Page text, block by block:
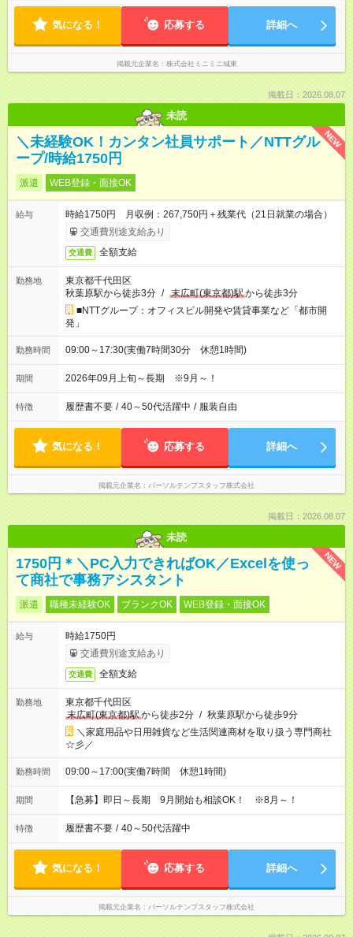
て働きたい方にオススメ。
気になる！ 応募する 詳細へ
掲載元企業名 株式会社ミニミニ城東
掲載日：2026.08.07
未読
NEW
＼未経験OK！カンタン社員サポート／NTTグル
ープ/時給1750円
派遣 WEB登録・面接OK
給与
時給1750円 月収例：267,750円＋残業代（21日就業の場合）
交通費別途支給あり
交通費 全額支給
勤務地
東京都千代田区
秋葉原駅から徒歩3分 / 末広町(東京都)駅から徒歩3分
■NTTグループ：オフィスビル開発や賃貸事業など「都市開
発」
勤務時間 09:00～17:30(実働7時間30分 休憩1時間)
期間 2026年09月上旬～長期 ※9月～！
特徴 履歴書不要 / 40～50代活躍中 / 服装自由
気になる！ 応募する 詳細へ
掲載元企業名 パーソルテンプスタッフ株式会社
掲載日：2026.08.07
未読
NEW
1750円＊＼PC入力できればOK／Excelを使っ
て商社で事務アシスタント
派遣 職種未経験OK ブランクOK WEB登録・面接OK
給与
時給1750円
交通費別途支給あり
交通費 全額支給
勤務地
東京都千代田区
末広町(東京都)駅から徒歩2分 / 秋葉原駅から徒歩9分
＼家庭用品や日用雑貨など生活関連商材を取り扱う専門商社
☆彡／
勤務時間 09:00～17:00(実働7時間 休憩1時間)
期間 【急募】即日～長期 9月開始も相談OK！ ※8月～！
特徴 履歴書不要 / 40～50代活躍中
気になる！ 応募する 詳細へ
掲載元企業名 パーソルテンプスタッフ株式会社